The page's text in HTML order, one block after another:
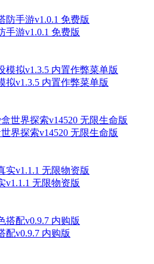
手游v1.0.1 免费版
拟v1.3.5 内置作弊菜单版
界探索v14520 无限生命版
v1.1.1 无限物资版
配v0.9.7 内购版